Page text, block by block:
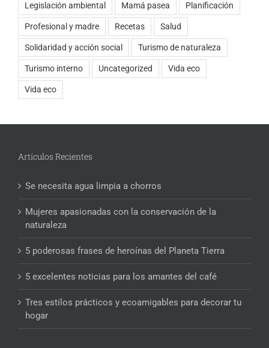
Legislación ambiental Mamá pasea Planificación
Profesional y madre Recetas Salud
Solidaridad y acción social Turismo de naturaleza
Turismo interno Uncategorized Vida eco
Vida eco
Artículos Recientes
Se necesita agua limpia a chorros
Mujeres apasionadas con la conservación de la
naturaleza
5 poderosas frases de heroínas del Planeta Tierra
5 excelentes noticias para los amantes del café
Tres estilos prácticos y ecoamigables para decorar tu
hogar